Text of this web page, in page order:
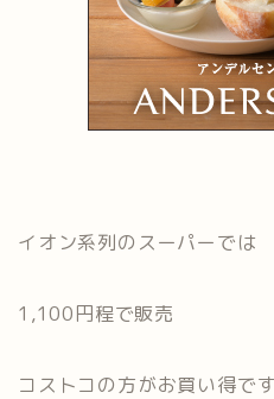
イオン系列のスーパーでは
1,100円程で販売
コストコの方がお買い得で